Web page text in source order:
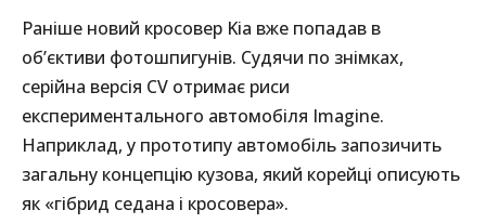
Раніше новий кросовер Kia вже попадав в
об’єктиви фотошпигунів. Судячи по знімках,
серійна версія CV отримає риси
експериментального автомобіля Imagine.
Наприклад, у прототипу автомобіль запозичить
загальну концепцію кузова, який корейці описують
як «гібрид седана і кросовера».